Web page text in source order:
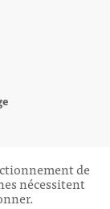
de
nécessitent